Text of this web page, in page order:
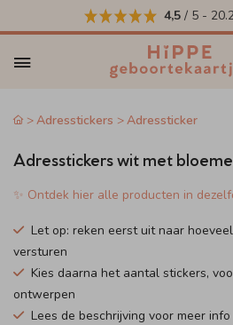
4,5 / 5 -
Adresstickers Adressticker
Adresstickers wit met
✨ Ontdek hier alle producten in
Let op: reken eerst uit naar
versturen
Kies daarna het aantal stickers,
ontwerpen
Lees de beschrijving voor meer info